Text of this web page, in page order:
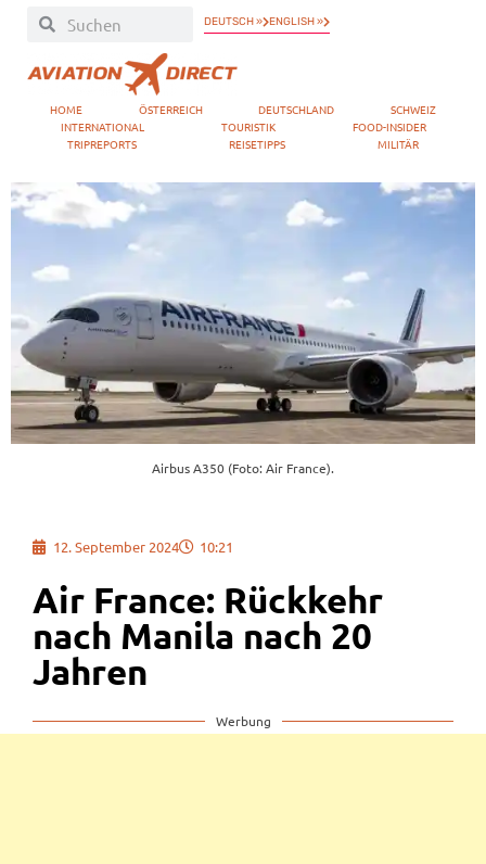
DEUTSCH » ENGLISH »
HOME ÖSTERREICH DEUTSCHLAND
SCHWEIZ
INTERNATIONAL
TOURISTIK
FOOD-INSIDER
TRIPREPORTS
REISETIPPS MILITÄR
Airbus A350 (Foto: Air France).
12. September 2024 10:21
Air France: Rückkehr
nach Manila nach 20
Jahren
Werbung